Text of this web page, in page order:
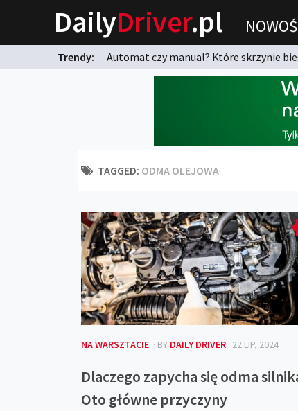
DailyDriver.pl
Trendy: Automat czy manual? Które skrzynie
TAGGED: ODMA OLEJOWA
NA WARSZTACIE · BY DAILY DRIVER · 22 LIP, 2024
Dlaczego zapycha się odma
Oto główne przyczyny